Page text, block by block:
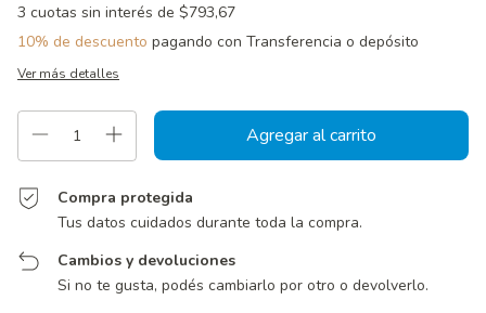
3 cuotas sin interés de $793,67
10% de descuento pagando con Transferencia o depósito
Ver más detalles
Compra protegida
Tus datos cuidados durante toda la compra.
Cambios y devoluciones
Si no te gusta, podés cambiarlo por otro o devolverlo.